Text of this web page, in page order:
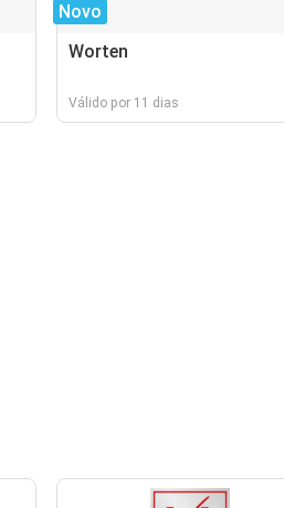
Novo
Worten
Válido por 11 dias